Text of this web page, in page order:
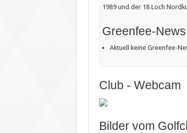
1989 und der 18 Loch
Greenfee-News
Aktuell keine Greenfee-
Club - Webcam
Bilder vom